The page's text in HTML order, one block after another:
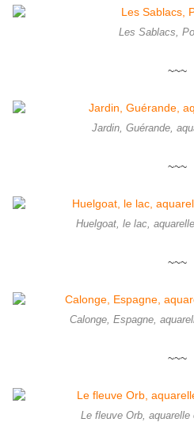
Les Sablacs,
~~~
Jardin, Guérande,
~~~
Huelgoat, le lac,
~~~
Calonge, Espagne,
~~~
Le fleuve Orb, aquarelle